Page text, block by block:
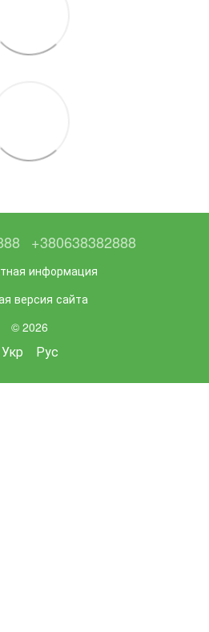
+380638382888
информация
версия сайта
© 2026
Укр Рус